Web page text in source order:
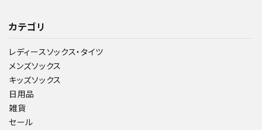
カテゴリ
レディースソックス・タイツ
メンズソックス
キッズソックス
日用品
雑貨
セール